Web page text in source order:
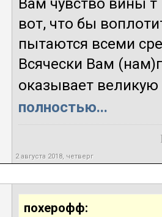
Вам чувство вины
вот, что бы
пытаются всеми
Всячески Вам
оказывает великую
полностью...
2 августа 2018, четверг
похерофф: